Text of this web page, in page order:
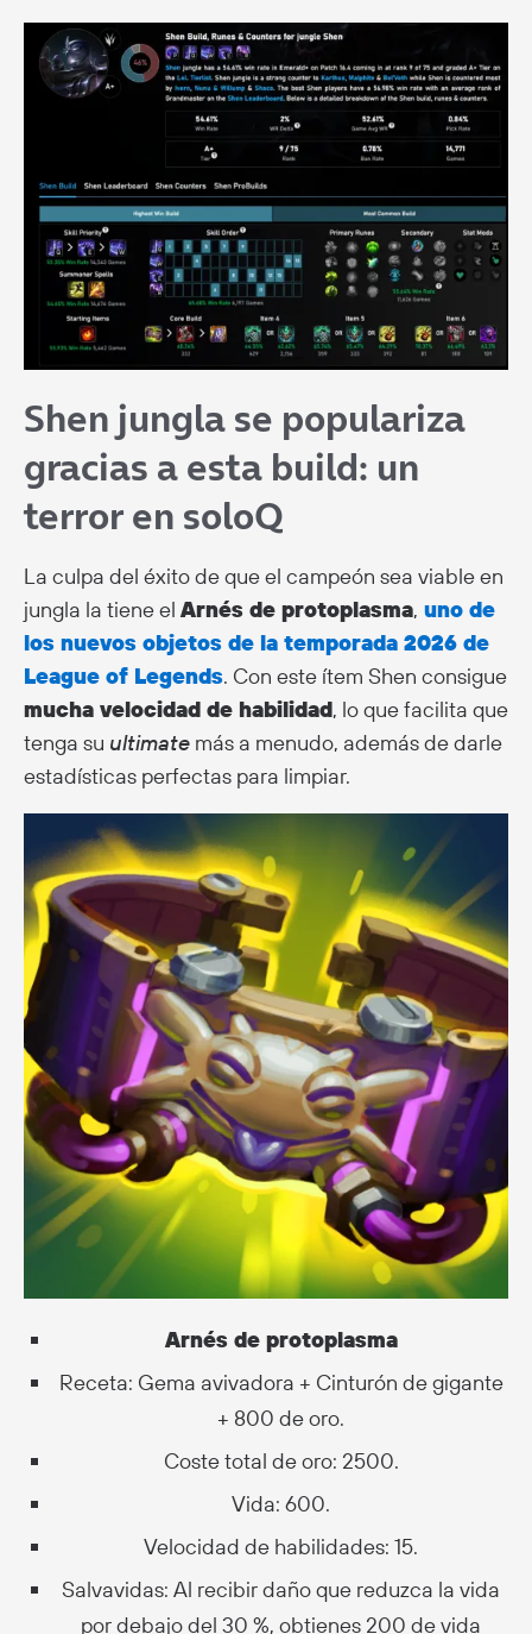
Shen jungla se populariza
gracias a esta build: un
terror en soloQ
La culpa del éxito de que el campeón sea viable en
jungla la tiene el Arnés de protoplasma, uno de
los nuevos objetos de la temporada 2026 de
League of Legends. Con este ítem Shen consigue
mucha velocidad de habilidad, lo que facilita que
tenga su ultimate más a menudo, además de darle
estadísticas perfectas para limpiar.
Arnés de protoplasma
Receta: Gema avivadora + Cinturón de gigante
+ 800 de oro.
Coste total de oro: 2500.
Vida: 600.
Velocidad de habilidades: 15.
Salvavidas: Al recibir daño que reduzca la vida
por debajo del 30 %, obtienes 200 de vida